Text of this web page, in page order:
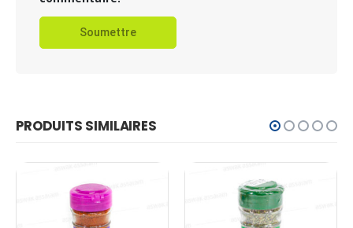
PRODUITS SIMILAIRES